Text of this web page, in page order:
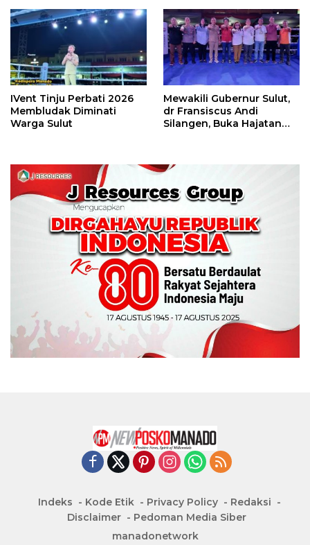
Perbati 2026
IVent Tinju Perbati 2026
Membludak Diminati
Warga Sulut
Mewakili Gubernur Sulut,
dr Fransiscus Andi
Silangen, Buka Hajatan
Indeks Kode Etik Privacy Policy
Redaksi
Disclaimer
Pedoman Media Siber
manadonetwork